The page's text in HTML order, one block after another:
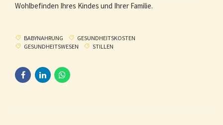
Wohlbefinden Ihres Kindes und Ihrer Familie.
BABYNAHRUNG
GESUNDHEITSKOSTEN
GESUNDHEITSWESEN
STILLEN